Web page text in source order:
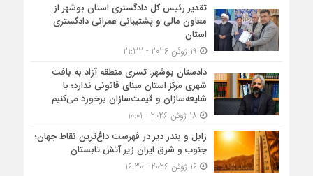
تقدیر رئیس کل دادگستری استان بوشهر از
معاون مالی و پشتیبانی عمرانی دادگستری
استان
دادستان بوشهر: تسری منطقه آزاد به بافت
شهری مرکز استان مبنای قانونی ندارد؛ با
شایعه‌سازان و قیمت‌سازان برخورد می‌کنیم
زابل و بندر دیر در فهرست داغ‌ترین نقاط جهان؛
جنوب و شرق ایران زیر آتش تابستان
16 ژوئن 2026 - 16:30